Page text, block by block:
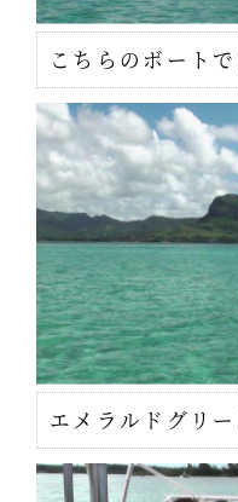
こちらのボート
エメラルドグリ